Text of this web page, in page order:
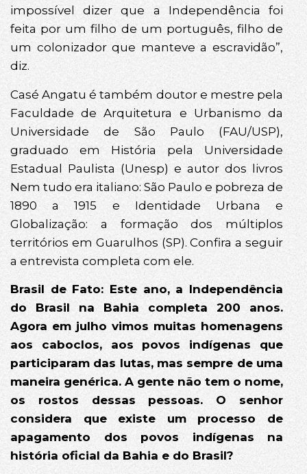
impossível dizer que a Independência foi
feita por um filho de um português, filho de
um colonizador que manteve a escravidão”,
diz.
Casé Angatu é também doutor e mestre pela
Faculdade de Arquitetura e Urbanismo da
Universidade de São Paulo (FAU/USP),
graduado em História pela Universidade
Estadual Paulista (Unesp) e autor dos livros
Nem tudo era italiano: São Paulo e pobreza de
1890 a 1915 e Identidade Urbana e
Globalização: a formação dos múltiplos
territórios em Guarulhos (SP). Confira a seguir
a entrevista completa com ele.
Brasil de Fato: Este ano, a Independência
do Brasil na Bahia completa 200 anos.
Agora em julho vimos muitas homenagens
aos caboclos, aos povos indígenas que
participaram das lutas, mas sempre de uma
maneira genérica. A gente não tem o nome,
os rostos dessas pessoas. O senhor
considera que existe um processo de
apagamento dos povos indígenas na
história oficial da Bahia e do Brasil?